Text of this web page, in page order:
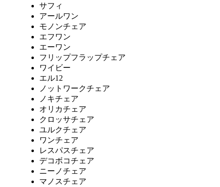
サフィ
アールワン
モノンチェア
エフワン
エーワン
フリップフラップチェア
ワイビー
エル12
ノットワークチェア
ノキチェア
オリカチェア
クロッサチェア
ユルクチェア
ワンチェア
レスパスチェア
デコボコチェア
ニーノチェア
マノスチェア